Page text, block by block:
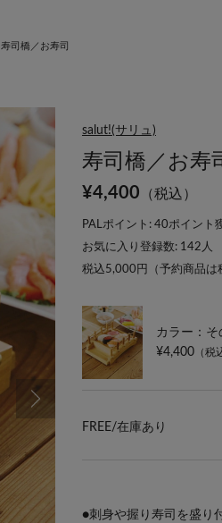
寿司橋／お寿司
salut!(サリュ)
寿司橋／お寿
¥4,400 （税込）
PALポイント: 40ポイント
お気に入り登録数: 142 人
税込5,000円（予約商品は
カラー：そ
¥4,400 （税
FREE/在庫あり
●刺身や握り寿司を盛り